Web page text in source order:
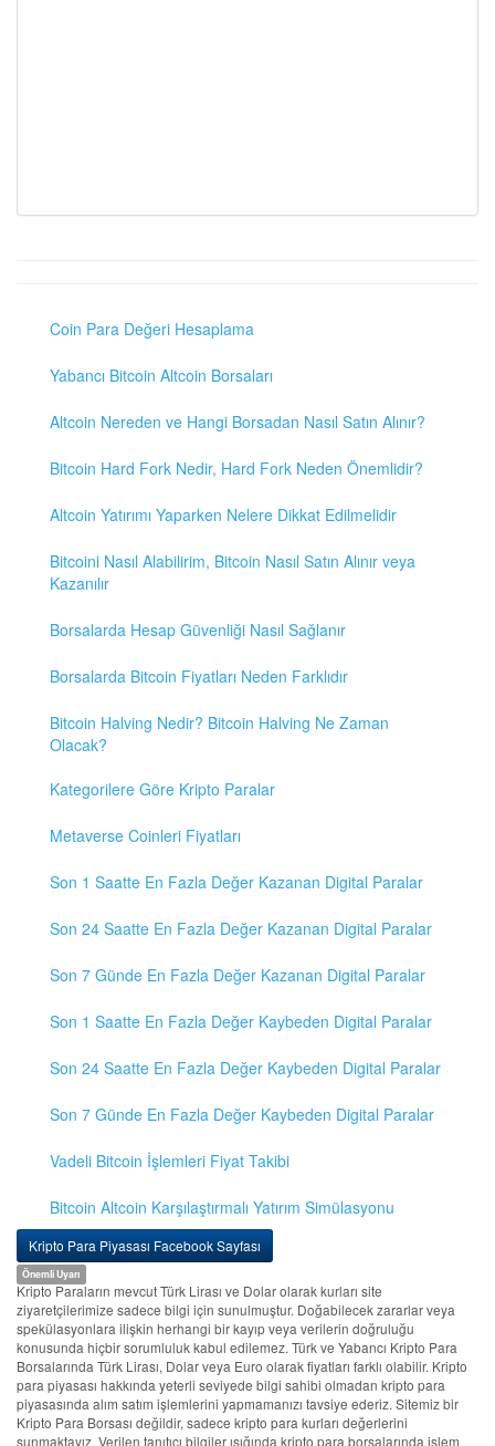
Coin Para Değeri Hesaplama
Yabancı Bitcoin Altcoin Borsaları
Altcoin Nereden ve Hangi Borsadan Nasıl Satın Alınır?
Bitcoin Hard Fork Nedir, Hard Fork Neden Önemlidir?
Altcoin Yatırımı Yaparken Nelere Dikkat Edilmelidir
Bitcoini Nasıl Alabilirim, Bitcoin Nasıl Satın Alınır veya
Kazanılır
Borsalarda Hesap Güvenliği Nasıl Sağlanır
Borsalarda Bitcoin Fiyatları Neden Farklıdır
Bitcoin Halving Nedir? Bitcoin Halving Ne Zaman
Olacak?
Kategorilere Göre Kripto Paralar
Metaverse Coinleri Fiyatları
Son 1 Saatte En Fazla Değer Kazanan Digital Paralar
Son 24 Saatte En Fazla Değer Kazanan Digital Paralar
Son 7 Günde En Fazla Değer Kazanan Digital Paralar
Son 1 Saatte En Fazla Değer Kaybeden Digital Paralar
Son 24 Saatte En Fazla Değer Kaybeden Digital Paralar
Son 7 Günde En Fazla Değer Kaybeden Digital Paralar
Vadeli Bitcoin İşlemleri Fiyat Takibi
Bitcoin Altcoin Karşılaştırmalı Yatırım Simülasyonu
Kripto Para Piyasası Facebook Sayfası
Önemli Uyarı
Kripto Paraların mevcut Türk Lirası ve Dolar olarak kurları site
ziyaretçilerimize sadece bilgi için sunulmuştur. Doğabilecek zararlar veya
spekülasyonlara ilişkin herhangi bir kayıp veya verilerin doğruluğu
konusunda hiçbir sorumluluk kabul edilemez. Türk ve Yabancı Kripto Para
Borsalarında Türk Lirası, Dolar veya Euro olarak fiyatları farklı olabilir. Kripto
para piyasası hakkında yeterli seviyede bilgi sahibi olmadan kripto para
piyasasında alım satım işlemlerini yapmamanızı tavsiye ederiz. Sitemiz bir
Kripto Para Borsası değildir, sadece kripto para kurları değerlerini
sunmaktayız. Verilen tanıtıcı bilgiler ışığında kripto para borsalarında işlem